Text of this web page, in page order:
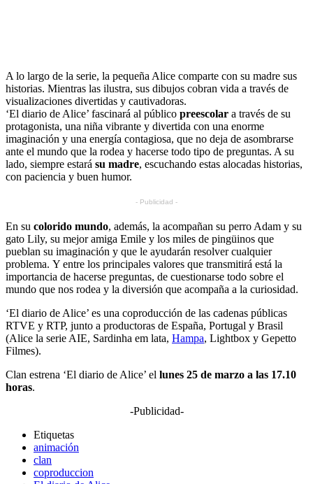
A lo largo de la serie, la pequeña Alice comparte con su madre sus
historias. Mientras las ilustra, sus dibujos cobran vida a través de
visualizaciones divertidas y cautivadoras.
‘El diario de Alice’ fascinará al público preescolar a través de su
protagonista, una niña vibrante y divertida con una enorme
imaginación y una energía contagiosa, que no deja de asombrarse
ante el mundo que la rodea y hacerse todo tipo de preguntas. A su
lado, siempre estará su madre, escuchando estas alocadas historias,
con paciencia y buen humor.
- Publicidad -
En su colorido mundo, además, la acompañan su perro Adam y su
gato Lily, su mejor amiga Emile y los miles de pingüinos que
pueblan su imaginación y que le ayudarán resolver cualquier
problema. Y entre los principales valores que transmitirá está la
importancia de hacerse preguntas, de cuestionarse todo sobre el
mundo que nos rodea y la diversión que acompaña a la curiosidad.
‘El diario de Alice’ es una coproducción de las cadenas públicas
RTVE y RTP, junto a productoras de España, Portugal y Brasil
(Alice la serie AIE, Sardinha em lata, Hampa, Lightbox y Gepetto
Filmes).
Clan estrena ‘El diario de Alice’ el lunes 25 de marzo a las 17.10
horas.
-Publicidad-
Etiquetas
animación
clan
coproduccion